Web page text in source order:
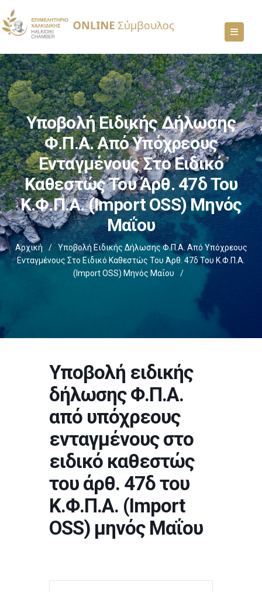
Υποβολή Ειδικής Δήλωσης
Φ.Π.Α. Από Υπόχρεους
Ενταγμένους Στο Ειδικό
Καθεστώς Του Άρθ. 47δ Του
Κ.Φ.Π.Α. (Import OSS) Μηνός
Μαΐου
Αρχική /
Υποβολή Ειδικής Δήλωσης Φ.Π.Α. Από Υπόχρεους
Ενταγμένους Στο Ειδικό Καθεστώς Του Άρθ. 47δ Του Κ.Φ.Π.Α.
(Import OSS) Μηνός Μαΐου
/
Υποβολή ειδικής
δήλωσης Φ.Π.Α.
από υπόχρεους
ενταγμένους στο
ειδικό καθεστώς
του άρθ. 47δ του
Κ.Φ.Π.Α. (Import
OSS) μηνός Μαΐου